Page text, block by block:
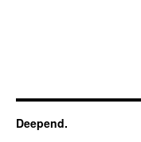
Deepend.